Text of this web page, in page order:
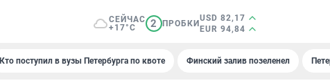
СЕЙЧАС
+17°C
2 ПРОБКИ
USD 82,17
EUR 94,84
Кто поступил в вузы Петербурга по квоте Финский залив позеленел